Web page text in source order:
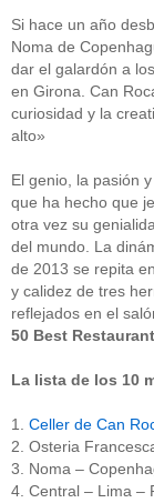
Si hace un año
Noma de
dar el galardón a
en Girona. Can
curiosidad y la
alto»
El genio, la pasión
que ha hecho que
otra vez su
del mundo. La
de 2013 se repita
y calidez de tres
reflejados en el
50 Best
La lista de los 10
1. Celler de Can
2. Osteria
3. Noma –
4. Central – Lima –